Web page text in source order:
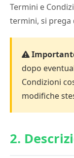
Termini e
termini, si prega
dopo
Condizioni
modifiche
2.